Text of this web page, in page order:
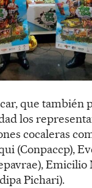
que también
los
cocaleras
(Conpaccp),
Emicilio
Pichari).